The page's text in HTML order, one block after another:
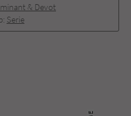
& Devot
Serie